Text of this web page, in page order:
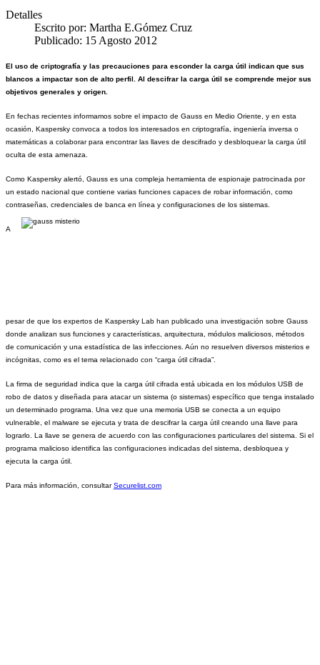
Detalles
Escrito por: Martha E.Gómez Cruz
Publicado: 15 Agosto 2012
El uso de criptografía y las precauciones para esconder la carga útil indican que sus
blancos a impactar son de alto perfil. Al descifrar la carga útil se comprende mejor sus
objetivos generales y origen.
En fechas recientes informamos sobre el impacto de Gauss en Medio Oriente, y en esta
ocasión, Kaspersky convoca a todos los interesados en criptografía, ingeniería inversa o
matemáticas a colaborar para encontrar las llaves de descifrado y desbloquear la carga útil
oculta de esta amenaza.
Como Kaspersky alertó, Gauss es una compleja herramienta de espionaje patrocinada por
un estado nacional que contiene varias funciones capaces de robar información, como
contraseñas, credenciales de banca en línea y configuraciones de los sistemas.
A
pesar de que los expertos de Kaspersky Lab han publicado una investigación sobre Gauss
donde analizan sus funciones y características, arquitectura, módulos maliciosos, métodos
de comunicación y una estadística de las infecciones. Aún no resuelven diversos misterios e
incógnitas, como es el tema relacionado con “carga útil cifrada”.
La firma de seguridad indica que la carga útil cifrada está ubicada en los módulos USB de
robo de datos y diseñada para atacar un sistema (o sistemas) específico que tenga instalado
un determinado programa. Una vez que una memoria USB se conecta a un equipo
vulnerable, el malware se ejecuta y trata de descifrar la carga útil creando una llave para
lograrlo. La llave se genera de acuerdo con las configuraciones particulares del sistema. Si el
programa malicioso identifica las configuraciones indicadas del sistema, desbloquea y
ejecuta la carga útil.
Para más información, consultar Securelist.com